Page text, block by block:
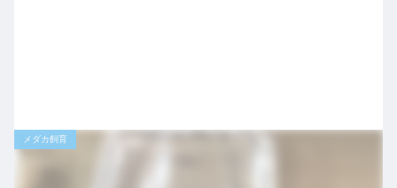
メダカ飼育